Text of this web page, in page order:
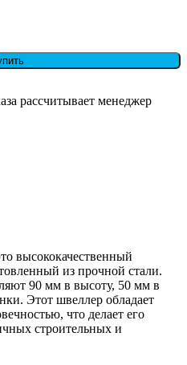
рассчитывает менеджер
высококачественный
из прочной стали.
90 мм в высоту, 50 мм в
Этот швеллер обладает
что делает его
строительных и